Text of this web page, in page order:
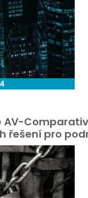
AV-
řešení pro